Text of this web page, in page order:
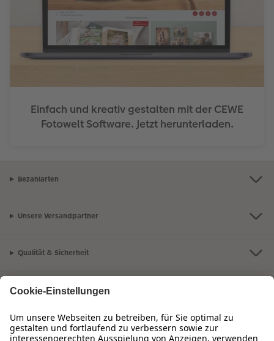
Einfach und kreativ gestalten mit der CEWE
Fotowelt Software. Jetzt herunterladen.
Bezahlarten
Unsere Versandpartner
Qualität & Sicherheit
Zertifizierungen & Initiativen
CEWE Fotowelt